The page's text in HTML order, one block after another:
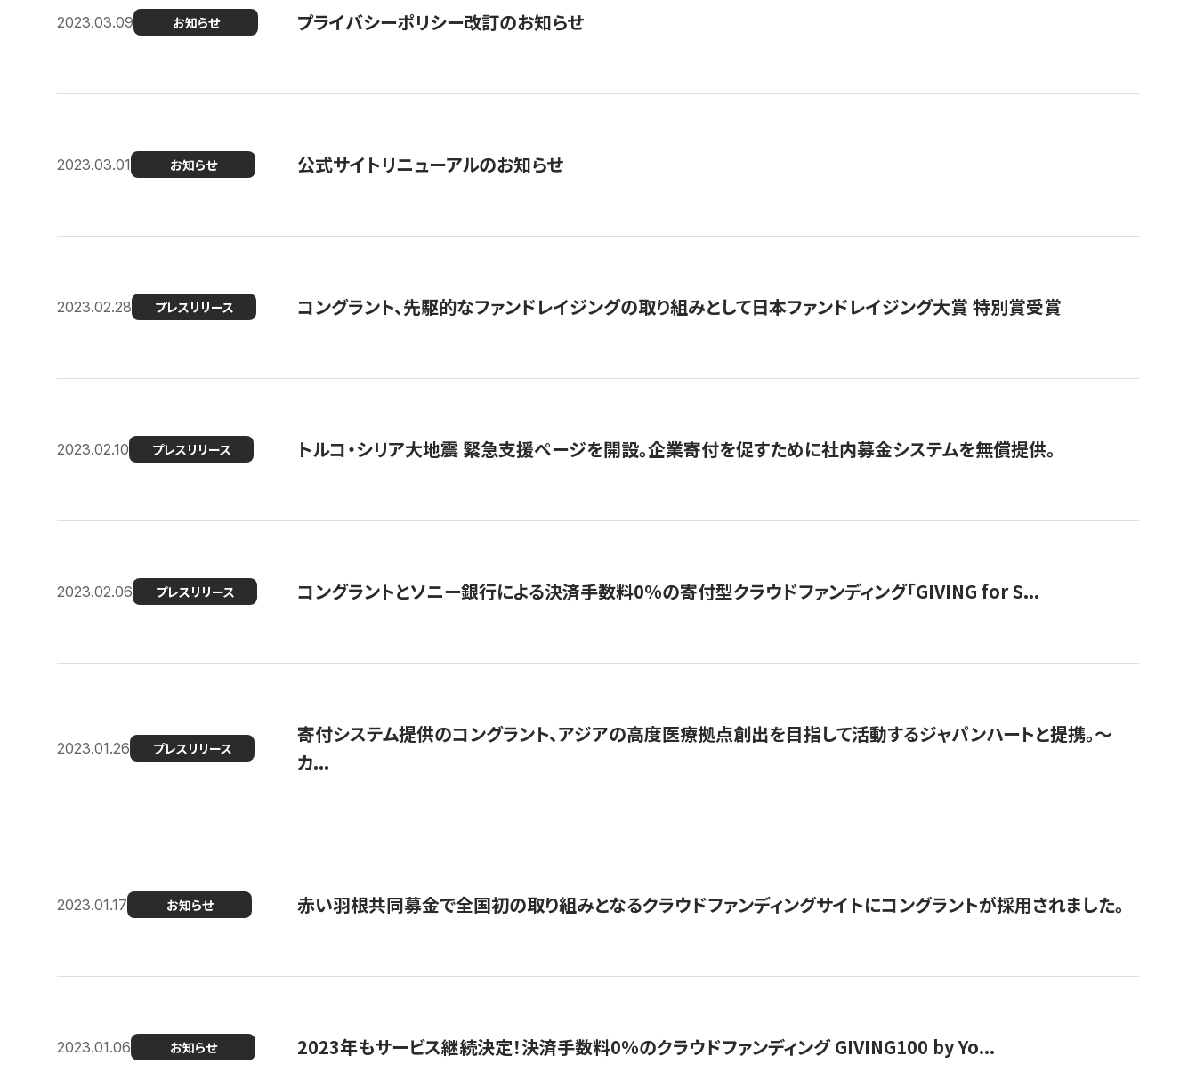
2023.03.09 お知らせ プライバシーポリシー改訂のお知らせ
2023.03.01 お知らせ 公式サイトリニューアルのお知らせ
2023.02.28 プレスリリース コングラント、先駆的なファンドレイジングの取り組みとして日本ファンドレイジング大賞 特別賞受賞
2023.02.10 プレスリリース トルコ・シリア大地震 緊急支援ページを開設。企業寄付を促すために社内募金システムを無償提供。
2023.02.06 プレスリリース コングラントとソニー銀行による決済手数料0%の寄付型クラウドファンディング「GIVING for S...
2023.01.26 プレスリリース
寄付システム提供のコングラント、アジアの高度医療拠点創出を目指して活動するジャパンハートと提携。〜
カ...
2023.01.17 お知らせ 赤い羽根共同募金で全国初の取り組みとなるクラウドファンディングサイトにコングラントが採用されました。
2023.01.06 お知らせ 2023年もサービス継続決定！決済手数料0％のクラウドファンディング GIVING100 by Yo...